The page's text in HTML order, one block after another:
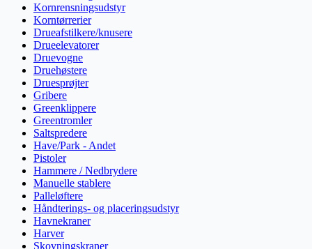
Kornrensningsudstyr
Korntørrerier
Drueafstilkere/knusere
Drueelevatorer
Druevogne
Druehøstere
Druesprøjter
Gribere
Greenklippere
Greentromler
Saltspredere
Have/Park - Andet
Pistoler
Hammere / Nedbrydere
Manuelle stablere
Palleløftere
Håndterings- og placeringsudstyr
Havnekraner
Harver
Skovningskraner